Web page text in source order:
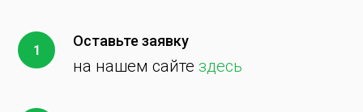
Оставьте заявку
на нашем сайте здесь